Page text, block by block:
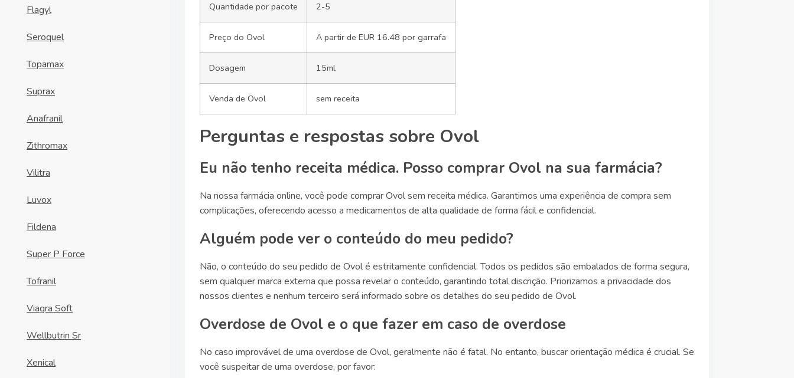
Flagyl
Seroquel
Topamax
Suprax
Anafranil
Zithromax
Vilitra
Luvox
Fildena
Super P Force
Tofranil
Viagra Soft
Wellbutrin Sr
Xenical
Quantidade por pacote 2-5
Preço do Ovol A partir de EUR 16.48 por garrafa
Dosagem 15ml
Venda de Ovol sem receita
Perguntas e respostas sobre Ovol
Eu não tenho receita médica. Posso comprar Ovol na sua farmácia?
Na nossa farmácia online, você pode comprar Ovol sem receita médica. Garantimos uma experiência de compra sem
complicações, oferecendo acesso a medicamentos de alta qualidade de forma fácil e confidencial.
Alguém pode ver o conteúdo do meu pedido?
Não, o conteúdo do seu pedido de Ovol é estritamente confidencial. Todos os pedidos são embalados de forma segura,
sem qualquer marca externa que possa revelar o conteúdo, garantindo total discrição. Priorizamos a privacidade dos
nossos clientes e nenhum terceiro será informado sobre os detalhes do seu pedido de Ovol.
Overdose de Ovol e o que fazer em caso de overdose
No caso improvável de uma overdose de Ovol, geralmente não é fatal. No entanto, buscar orientação médica é crucial. Se
você suspeitar de uma overdose, por favor: